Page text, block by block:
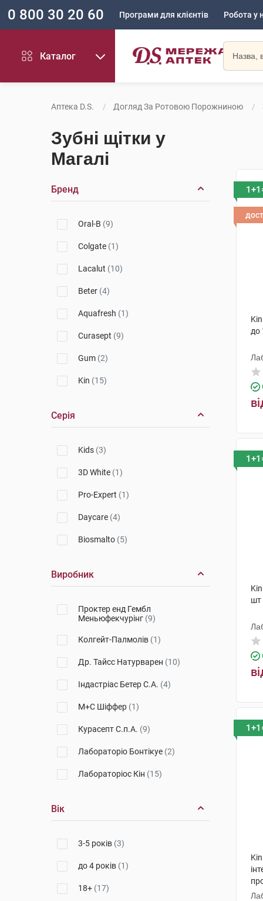
0 800 30 20 60 Програми для клієнтів Робота у
Каталог
Аптека D.S. Догляд За Ротовою Порожниною
Зубні щітки у
Магалі
Бренд
Oral-B (9)
Colgate (1)
Lacalut (10)
Beter (4)
Aquafresh (1)
Curasept (9)
Gum (2)
Kin (15)
Серія
Kids (3)
3D White (1)
Pro-Expert (1)
Daycare (4)
Biosmalto (5)
Виробник
Проктер енд Гембл
Меньюфекчурінг (9)
Колгейт-Палмолів (1)
Др. Тайсс Натурварен (10)
Індастріас Бетер С.А. (4)
М+С Шіффер (1)
Курасепт С.п.А. (9)
Лабораторіо Бонтікуе (2)
Лабораторіос Кін (15)
Вік
3-5 років (3)
до 4 років (1)
18+ (17)
до
шт